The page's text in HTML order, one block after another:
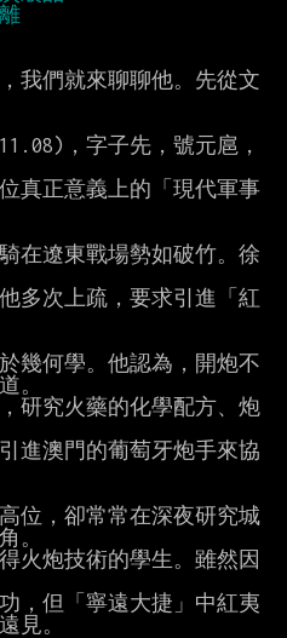
我們就來聊聊他。先從文
，字子先，號元扈，
真正意義上的「現代軍事
在遼東戰場勢如破竹。徐
多次上疏，要求引進「紅
幾何學。他認為，開炮不
。
，研究火藥的化學配方、炮
進澳門的葡萄牙炮手來協
位，卻常常在深夜研究城
。
火炮技術的學生。雖然因
，但「寧遠大捷」中紅夷
見。